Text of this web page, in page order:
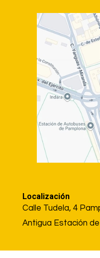
Localización
Calle Tudela, 4
Antigua Estación